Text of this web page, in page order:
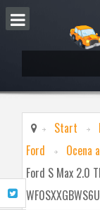
Start
Ford
Ocena
Ford S Max 2.0